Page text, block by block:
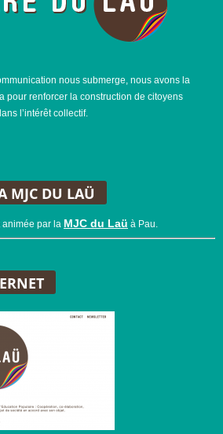
nous submerge, nous avons la
pour renforcer la construction de citoyens
l’intérêt collectif.
MJC DU LAÜ
animée par la MJC du Laü à Pau.